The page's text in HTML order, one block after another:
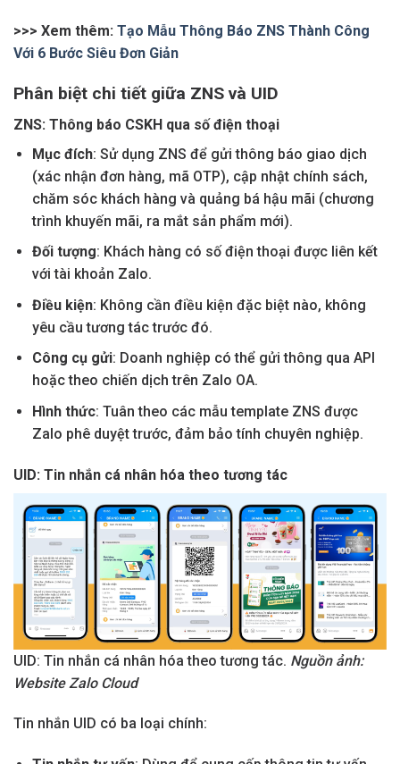
>>> Xem thêm: Tạo Mẫu Thông Báo ZNS Thành Công
Với 6 Bước Siêu Đơn Giản
Phân biệt chi tiết giữa ZNS và UID
ZNS: Thông báo CSKH qua số điện thoại
Mục đích: Sử dụng ZNS để gửi thông báo giao dịch
(xác nhận đơn hàng, mã OTP), cập nhật chính sách,
chăm sóc khách hàng và quảng bá hậu mãi (chương
trình khuyến mãi, ra mắt sản phẩm mới).
Đối tượng: Khách hàng có số điện thoại được liên kết
với tài khoản Zalo.
Điều kiện: Không cần điều kiện đặc biệt nào, không
yêu cầu tương tác trước đó.
Công cụ gửi: Doanh nghiệp có thể gửi thông qua API
hoặc theo chiến dịch trên Zalo OA.
Hình thức: Tuân theo các mẫu template ZNS được
Zalo phê duyệt trước, đảm bảo tính chuyên nghiệp.
UID: Tin nhắn cá nhân hóa theo tương tác
UID: Tin nhắn cá nhân hóa theo tương tác. Nguồn ảnh:
Website Zalo Cloud
Tin nhắn UID có ba loại chính: